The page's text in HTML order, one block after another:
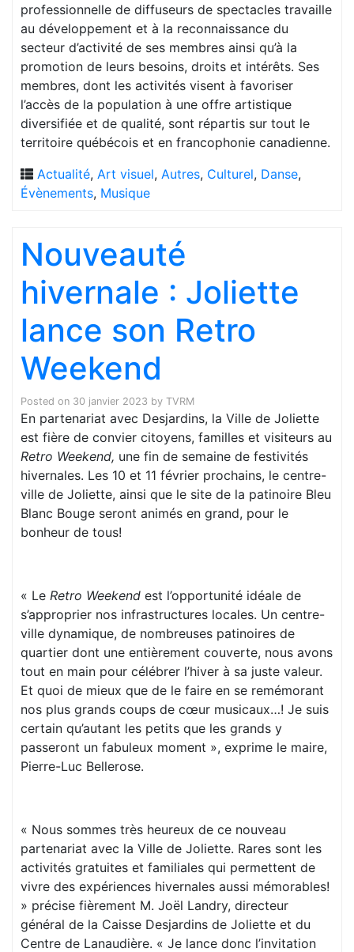
professionnelle de diffuseurs de spectacles travaille
au développement et à la reconnaissance du
secteur d’activité de ses membres ainsi qu’à la
promotion de leurs besoins, droits et intérêts. Ses
membres, dont les activités visent à favoriser
l’accès de la population à une offre artistique
diversifiée et de qualité, sont répartis sur tout le
territoire québécois et en francophonie canadienne.
Actualité, Art visuel, Autres, Culturel, Danse,
Évènements, Musique
Nouveauté
hivernale : Joliette
lance son Retro
Weekend
Posted on 30 janvier 2023 by TVRM
En partenariat avec Desjardins, la Ville de Joliette
est fière de convier citoyens, familles et visiteurs au
Retro Weekend, une fin de semaine de festivités
hivernales. Les 10 et 11 février prochains, le centre-
ville de Joliette, ainsi que le site de la patinoire Bleu
Blanc Bouge seront animés en grand, pour le
bonheur de tous!
« Le Retro Weekend est l’opportunité idéale de
s’approprier nos infrastructures locales. Un centre-
ville dynamique, de nombreuses patinoires de
quartier dont une entièrement couverte, nous avons
tout en main pour célébrer l’hiver à sa juste valeur.
Et quoi de mieux que de le faire en se remémorant
nos plus grands coups de cœur musicaux…! Je suis
certain qu’autant les petits que les grands y
passeront un fabuleux moment », exprime le maire,
Pierre-Luc Bellerose.
« Nous sommes très heureux de ce nouveau
partenariat avec la Ville de Joliette. Rares sont les
activités gratuites et familiales qui permettent de
vivre des expériences hivernales aussi mémorables!
» précise fièrement M. Joël Landry, directeur
général de la Caisse Desjardins de Joliette et du
Centre de Lanaudière. « Je lance donc l’invitation